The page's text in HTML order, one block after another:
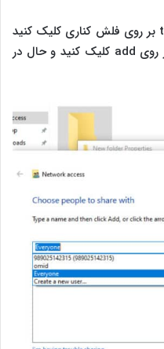
در صفحه باز شده در بخش type bar بر روی فلش کناری کلیک کنید
و گزینه evryone را انتخاب کنید و بر روی add کلیک کنید و حال در